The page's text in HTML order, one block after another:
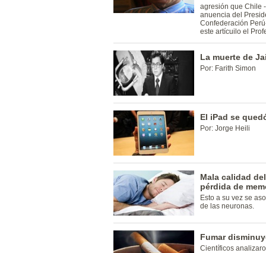
agresión que Chile
anuencia del
Confederación
este artícuilo el
La muerte de
Por: Farith Simon
El iPad se
Por: Jorge Heili
Mala calidad
pérdida de
Esto a su vez se
de las neuronas.
Fumar
Científicos